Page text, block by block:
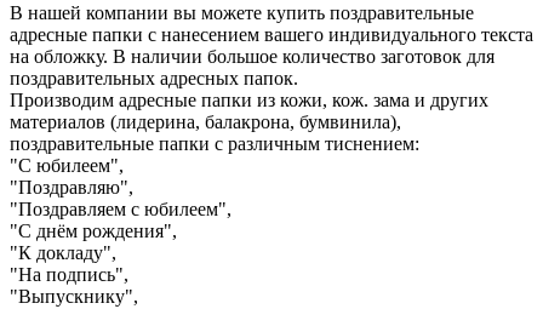
В нашей компании вы можете купить поздравительные
адресные папки с нанесением вашего индивидуального текста
на обложку. В наличии большое количество заготовок для
поздравительных адресных папок.
Производим адресные папки из кожи, кож. зама и других
материалов (лидерина, балакрона, бумвинила),
поздравительные папки с различным тиснением:
"С юбилеем",
"Поздравляю",
"Поздравляем с юбилеем",
"С днём рождения",
"К докладу",
"На подпись",
"Выпускнику",